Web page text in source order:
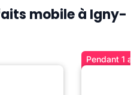
mobile à Igny-
Pendant 1